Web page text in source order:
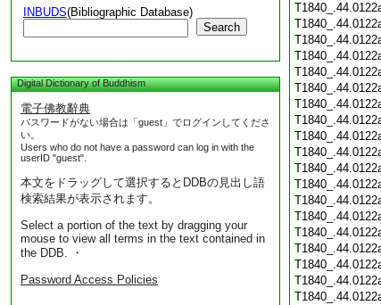
INBUDS(Bibliographic Database)
Search
Digital Dictionary of Buddhism
電子佛教辭典
パスワードがない場合は「guest」でログインしてくださ
い。
Users who do not have a password can log in with the
userID "guest".
本文をドラッグして選択するとDDBの見出し語
検索結果が表示されます。
Select a portion of the text by dragging your
mouse to view all terms in the text contained in
the DDB. ・
Password Access Policies